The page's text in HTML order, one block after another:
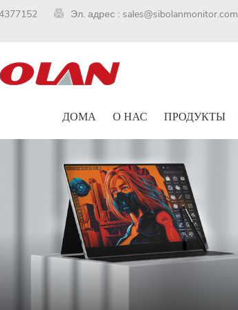
Эл. адрес : sales@sibolanmonitor.com
ДОМА О НАС ПРОДУКТЫ